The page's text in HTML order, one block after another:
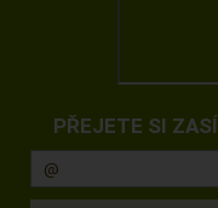
PŘEJETE SI